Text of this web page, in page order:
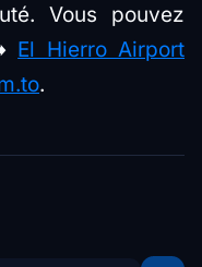
Vous pouvez
El Hierro Airport
.